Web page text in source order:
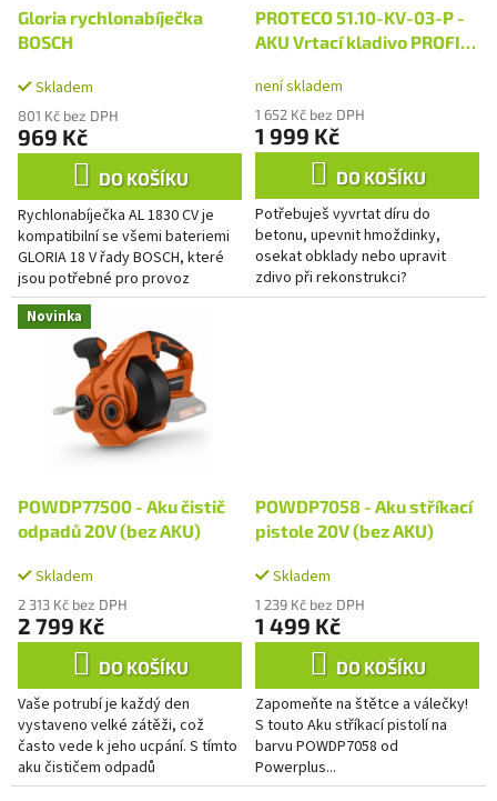
d
u
t
ů
Gloria rychlonabíječka
BOSCH
Skladem
801 Kč bez DPH
969 Kč
DO KOŠÍKU
Rychlonabíječka AL 1830 CV je
kompatibilní se všemi bateriemi
GLORIA 18 V řady BOSCH, které
jsou potřebné pro provoz
přístrojů MultiBrush, WeedBrush
li-on nebo MultiJet 18V....
PROTECO 51.10-KV-03-P -
AKU Vrtací kladivo PROFI
není skladem
1 652 Kč bez DPH
1 999 Kč
DO KOŠÍKU
Potřebuješ vyvrtat díru do
betonu, upevnit hmoždinky,
osekat obklady nebo upravit
zdivo při rekonstrukci?
Akumulátorové vrtací kladivo
Novinka
POWDP77500 - Aku čistič
odpadů 20V (bez AKU)
Skladem
2 313 Kč bez DPH
2 799 Kč
DO KOŠÍKU
Vaše potrubí je každý den
vystaveno velké zátěži, což
často vede k jeho ucpání. S tímto
aku čističem odpadů
POWDP77500 od Powerplus
POWDP7058 - Aku stříkací
pistole 20V (bez AKU)
Skladem
1 239 Kč bez DPH
1 499 Kč
DO KOŠÍKU
Zapomeňte na štětce a válečky!
S touto Aku stříkací pistolí na
barvu POWDP7058 od
Powerplus...